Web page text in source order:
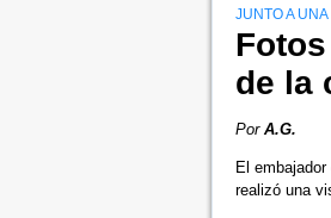
JUNTO A
de la
Por A.G.
El
realizó una